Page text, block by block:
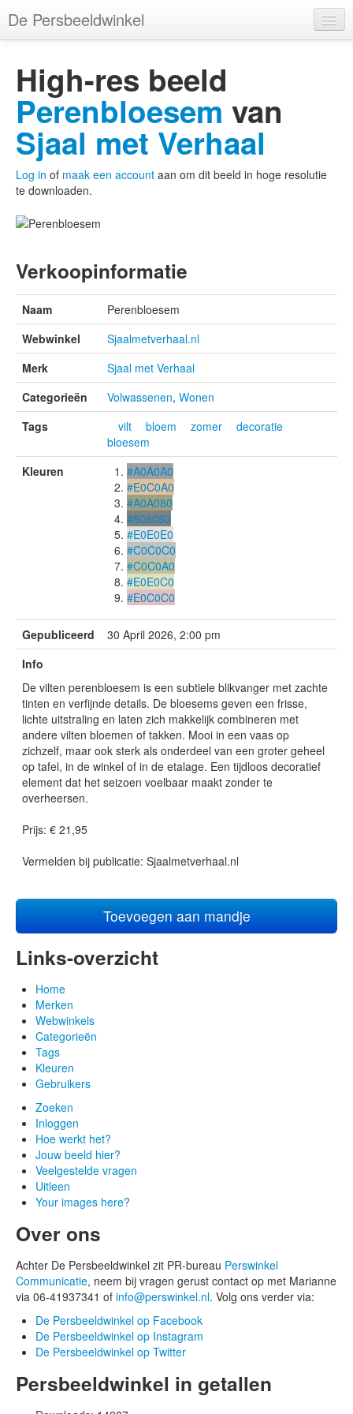
De Persbeeldwinkel
Webwinkels
Categorieën
Tags
Kleuren
Account
High-res beeld
Perenbloesem van
Sjaal met Verhaal
Log in of maak een account aan om dit beeld in hoge resolutie
te downloaden.
Verkoopinformatie
Naam
Perenbloesem
Webwinkel
Sjaalmetverhaal.nl
Merk
Sjaal met Verhaal
Categorieën
Volwassenen, Wonen
Tags
vilt bloem zomer
decoratie
bloesem
Kleuren
#A0A0A0
#E0C0A0
#A0A080
#808080
#E0E0E0
#C0C0C0
#C0C0A0
#E0E0C0
#E0C0C0
Gepubliceerd
30 April 2026, 2:00 pm
Info
De vilten perenbloesem is een subtiele blikvanger met zachte
tinten en verfijnde details. De bloesems geven een frisse,
lichte uitstraling en laten zich makkelijk combineren met
andere vilten bloemen of takken. Mooi in een vaas op
zichzelf, maar ook sterk als onderdeel van een groter geheel
op tafel, in de winkel of in de etalage. Een tijdloos decoratief
element dat het seizoen voelbaar maakt zonder te
overheersen.
Prijs: € 21,95
Vermelden bij publicatie: Sjaalmetverhaal.nl
Toevoegen aan mandje
Links-overzicht
Home
Merken
Webwinkels
Categorieën
Tags
Kleuren
Gebruikers
Zoeken
Inloggen
Hoe werkt het?
Jouw beeld hier?
Veelgestelde vragen
Uitleen
Your images here?
Over ons
Achter De Persbeeldwinkel zit PR-bureau Perswinkel
Communicatie, neem bij vragen gerust contact op met Marianne
via 06-41937341 of info@perswinkel.nl. Volg ons verder via:
De Persbeeldwinkel op Facebook
De Persbeeldwinkel op Instagram
De Persbeeldwinkel op Twitter
Persbeeldwinkel in getallen